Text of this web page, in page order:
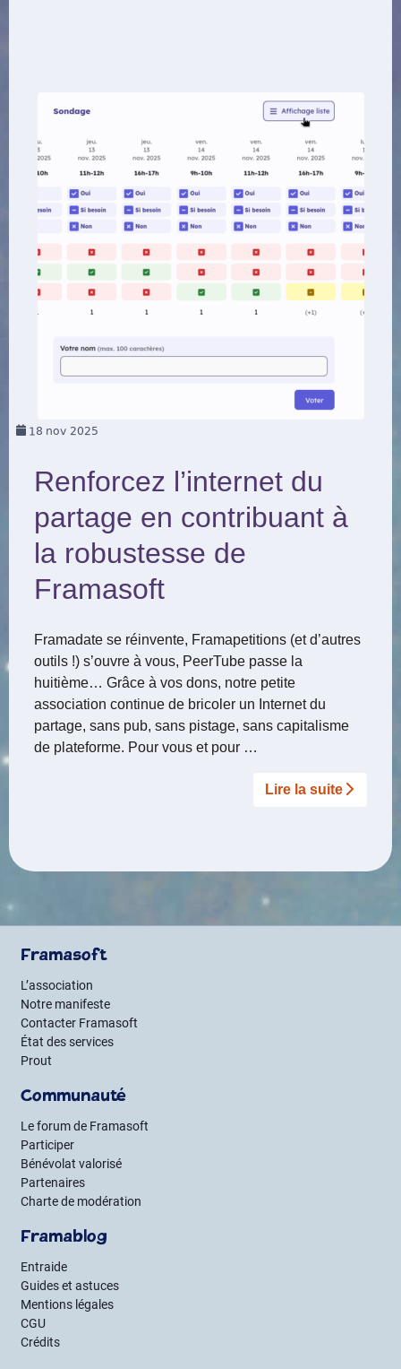
18 nov 2025
Renforcez l’internet du
partage en contribuant à
la robustesse de
Framasoft
Framadate se réinvente, Framapetitions (et d’autres
outils !) s’ouvre à vous, PeerTube passe la
huitième… Grâce à vos dons, notre petite
association continue de bricoler un Internet du
partage, sans pub, sans pistage, sans capitalisme
de plateforme. Pour vous et pour …
Lire la suite­­
Framasoft
L’association
Notre manifeste
Contacter Framasoft
État des services
Prout
Communauté
Le forum de Framasoft
Participer
Bénévolat valorisé
Partenaires
Charte de modération
Framablog
Entraide
Guides et astuces
Mentions légales
CGU
Crédits